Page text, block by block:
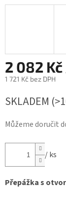
2 082 Kč
1 721 Kč bez DPH
cena:
SKLADEM
Můžeme doručit
/ ks
Přepážka s